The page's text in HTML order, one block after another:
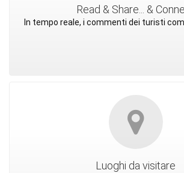
Read & Share... &
In tempo reale, i commenti dei turisti
Luoghi da visitare